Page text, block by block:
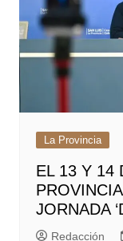
La Provincia
EL 13 Y 14
JORNADA
Redacción